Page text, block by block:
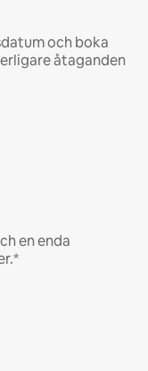
och boka
åtaganden
en enda